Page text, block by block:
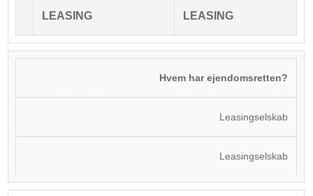
LEASING
LEASING
Hvem har ejendomsretten?
Leasingselskab
Leasingselskab